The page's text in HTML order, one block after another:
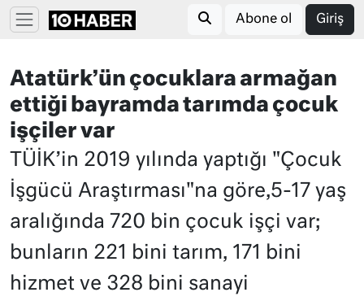
Abone ol Giriş
Atatürk’ün çocuklara armağan
ettiği bayramda tarımda çocuk
işçiler var
TÜİK’in 2019 yılında yaptığı "Çocuk
İşgücü Araştırması"na göre,5-17 yaş
aralığında 720 bin çocuk işçi var;
bunların 221 bini tarım, 171 bini
hizmet ve 328 bini sanayi